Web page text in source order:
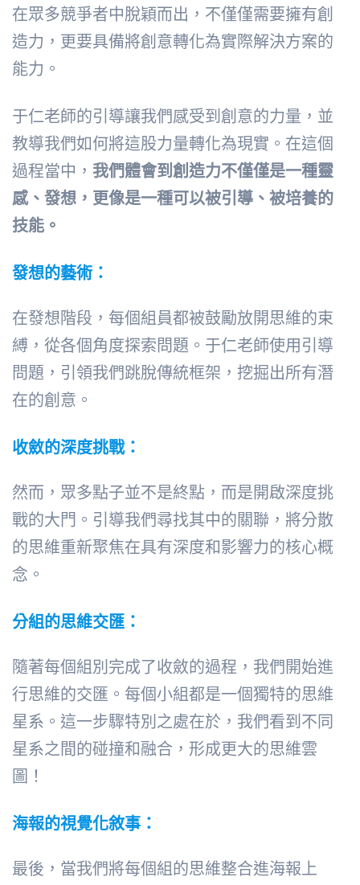
在眾多競爭者中脫穎而出，不僅僅需要擁有創
造力，更要具備將創意轉化為實際解決方案的
能力。
于仁老師的引導讓我們感受到創意的力量，並
教導我們如何將這股力量轉化為現實。在這個
過程當中， 我們體會到創造力不僅僅是一種靈
感、發想，更像是一種可以被引導、被培養的
技能。
發想的藝術：
在發想階段，每個組員都被鼓勵放開思維的束
縛，從各個角度探索問題。于仁老師使用引導
問題，引領我們跳脫傳統框架，挖掘出所有潛
在的創意。
收斂的深度挑戰：
然而，眾多點子並不是終點，而是開啟深度挑
戰的大門。引導我們尋找其中的關聯，將分散
的思維重新聚焦在具有深度和影響力的核心概
念。
分組的思維交匯：
隨著每個組別完成了收斂的過程，我們開始進
行思維的交匯。每個小組都是一個獨特的思維
星系。這一步驟特別之處在於，我們看到不同
星系之間的碰撞和融合，形成更大的思維雲
圖！
海報的視覺化敘事：
最後，當我們將每個組的思維整合進海報上